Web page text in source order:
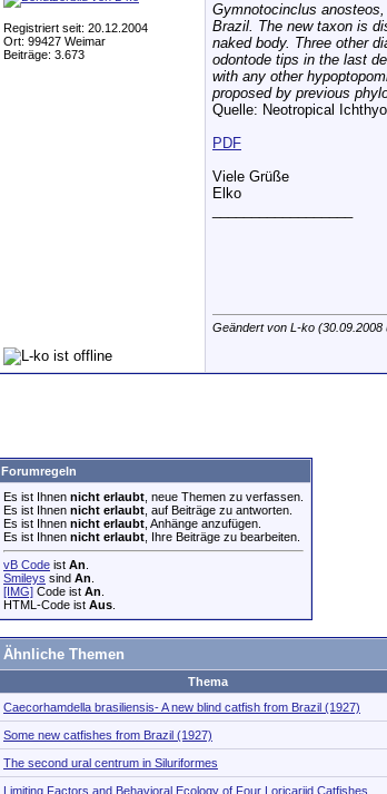
Registriert seit: 20.12.2004
Ort: 99427 Weimar
Beiträge: 3.673
Gymnotocinclus
Brazil. The new taxon is
naked body. Three other
odontode tips in the last
with any other
proposed by previous
Quelle: Neotropical
PDF
Viele Grüße
Elko
Geändert von L-ko (30.09.2008
Forumregeln
Es ist Ihnen nicht erlaubt , neue Themen zu verfassen.
Es ist Ihnen nicht erlaubt , auf Beiträge zu antworten.
Es ist Ihnen nicht erlaubt , Anhänge anzufügen.
Es ist Ihnen nicht erlaubt , Ihre Beiträge zu bearbeiten.
vB Code ist An
Smileys sind An
[IMG] Code ist An
HTML-Code ist Aus
Ähnliche Themen
Thema
Caecorhamdella brasiliensis- A new blind catfish from Brazil (1927)
Some new catfishes from Brazil (1927)
The second ural centrum in Siluriformes
Limiting Factors and Behavioral Ecology of Four Loricariid Catfishes